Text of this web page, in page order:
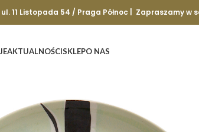
11 Listopada 54 / Praga Północ | Zapraszamy w
AKTUALNOŚCISKLEPO NAS